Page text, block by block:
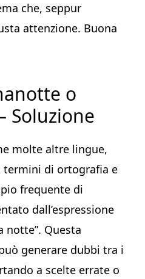
che, seppur
attenzione. Buona
o
Soluzione
molte altre lingue,
termini di ortografia e
frequente di
dall’espressione
notte”. Questa
generare dubbi tra i
a scelte errate o